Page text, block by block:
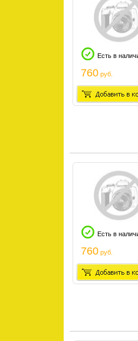
Есть в
760 руб.
Есть в
760 руб.